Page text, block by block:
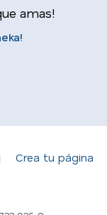
amas!
Crea tu página